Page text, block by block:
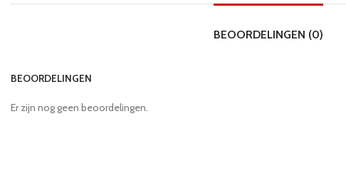
BEOORDELINGEN (0)
BEOORDELINGEN
Er zijn nog geen beoordelingen.